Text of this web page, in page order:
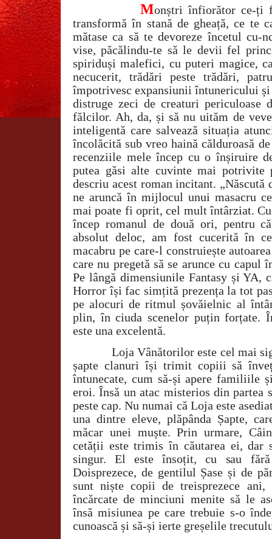
Monștri înfiorător ce-ți
transformă în stană de gheață, ce te
mătase ca să te devoreze încetul cu-
vise, păcălindu-te să le devii fel
spiriduși malefici, cu puteri magice,
necucerit, trădări peste trădări,
împotrivesc expansiunii întunericului și
distruge zeci de creaturi periculoase
fălcilor. Ah, da, și să nu uităm de
inteligentă care salvează situația
încolăcită sub vreo haină călduroasă
recenziile mele încep cu o înșiruire
putea găsi alte cuvinte mai potrivite
descriu acest roman incitant.
ne aruncă în mijlocul unui masacru
mai poate fi oprit, cel mult întârziat.
încep romanul de două ori, pentru
absolut deloc, am fost cucerită în
macabru pe care-l construiește
care nu pregetă să se arunce cu capul
Pe lângă dimensiunile Fantasy și YA,
Horror își fac simțită prezența la tot
pe alocuri de ritmul șovăielnic al
plin, în ciuda scenelor puțin forțate.
este una excelentă.
Loja Vânătorilor este cel mai
șapte clanuri își trimit copiii să
întunecate, cum să-și apere familiile
eroi. Însă un atac misterios din partea
peste cap. Nu numai că Loja este
una dintre eleve, plăpânda Șapte,
măcar unei muște. Prin urmare,
cetății este trimis în căutarea ei, dar
singur. El este însoțit, cu sau
Doisprezece, de gentilul Șase și de
sunt niște copii de treisprezece
încărcate de minciuni menite să le
însă misiunea pe care trebuie s-o
cunoască și să-și ierte greșelile